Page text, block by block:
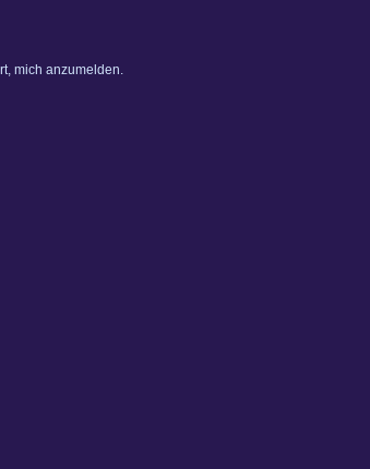
mich anzumelden.